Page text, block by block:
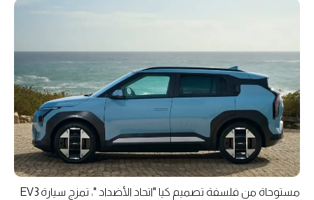
مستوحاة من فلسفة تصميم كيا "اتحاد الأضداد "، تمزج سيارة EV3